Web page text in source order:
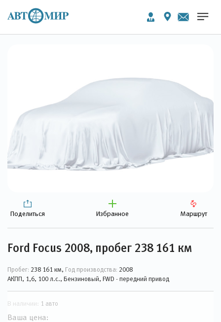
Поделиться Избранное Маршрут
Ford Focus 2008, пробег 238 161 км
Пробег: 238 161 км, Год производства: 2008
АКПП, 1,6, 100 л.с., Бензиновый, FWD - передний привод
В наличии: 1 авто
Ваша цена: